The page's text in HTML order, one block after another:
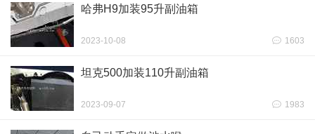
哈弗H9加装95升副油箱
2023-10-08 1603
坦克500加装110升副油箱
2023-09-07 1983